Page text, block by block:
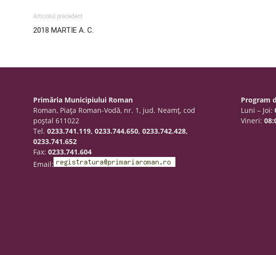
Articolul precedent
2018 MARTIE A. C.
Primăria Municipiului Roman
Roman, Piaţa Roman-Vodă, nr. 1, jud. Neamţ, cod
poştal 611022
Tel.0233.741.119, 0233.744.650, 0233.742.428,
0233.741.652
Fax:0233.741.604
Email:
Program
Luni – Joi:
Vineri: